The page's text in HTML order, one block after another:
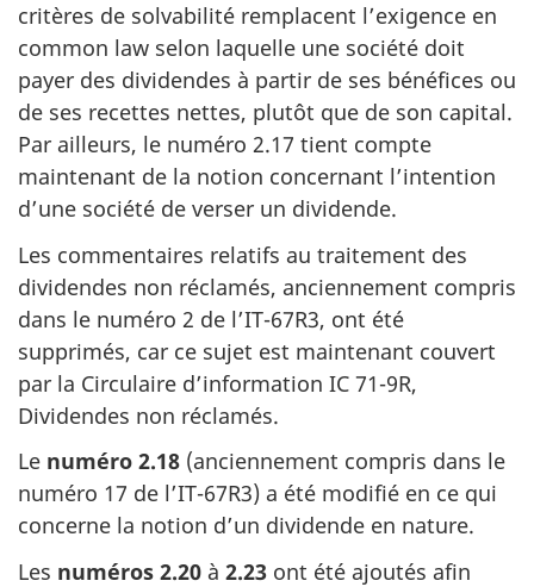
critères de solvabilité remplacent l’exigence en
common law selon laquelle une société doit
payer des dividendes à partir de ses bénéfices ou
de ses recettes nettes, plutôt que de son capital.
Par ailleurs, le numéro 2.17 tient compte
maintenant de la notion concernant l’intention
d’une société de verser un dividende.
Les commentaires relatifs au traitement des
dividendes non réclamés, anciennement compris
dans le numéro 2 de l’IT-67R3, ont été
supprimés, car ce sujet est maintenant couvert
par la Circulaire d’information IC 71-9R,
Dividendes non réclamés.
Le numéro 2.18 (anciennement compris dans le
numéro 17 de l’IT-67R3) a été modifié en ce qui
concerne la notion d’un dividende en nature.
Les numéros 2.20 à 2.23 ont été ajoutés afin